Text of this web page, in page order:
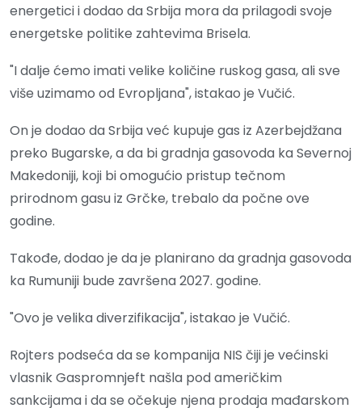
energetici i dodao da Srbija mora da prilagodi svoje
energetske politike zahtevima Brisela.
"I dalje ćemo imati velike količine ruskog gasa, ali sve
više uzimamo od Evropljana", istakao je Vučić.
On je dodao da Srbija već kupuje gas iz Azerbejdžana
preko Bugarske, a da bi gradnja gasovoda ka Severnoj
Makedoniji, koji bi omogućio pristup tečnom
prirodnom gasu iz Grčke, trebalo da počne ove
godine.
Takođe, dodao je da je planirano da gradnja gasovoda
ka Rumuniji bude završena 2027. godine.
"Ovo je velika diverzifikacija", istakao je Vučić.
Rojters podseća da se kompanija NIS čiji je većinski
vlasnik Gaspromnjeft našla pod američkim
sankcijama i da se očekuje njena prodaja mađarskom